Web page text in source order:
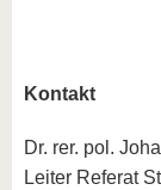
Kontakt
Dr. rer. pol.
Leiter Referat